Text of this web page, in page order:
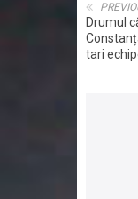
Drumul
tari